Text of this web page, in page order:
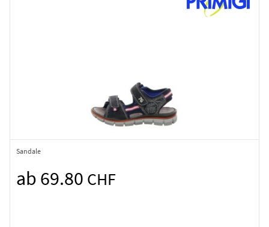
Sandale
ab 69.80 CHF